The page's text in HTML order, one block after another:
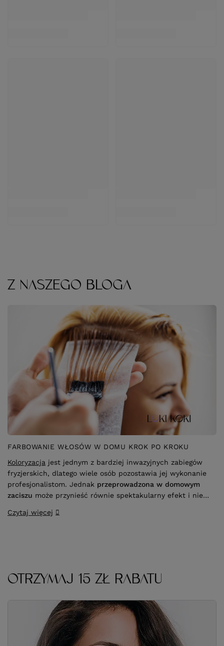
Z NASZEGO BLOGA
FARBOWANIE WŁOSÓW W DOMU KROK PO KROKU
Koloryzacja jest jednym z bardziej inwazyjnych zabiegów
fryzjerskich, dlatego wiele osób pozostawia jej wykonanie
profesjonalistom. Jednak przeprowadzona w domowym
zaciszu może przynieść równie spektakularny efekt i nie
sukcesu jest stosowanie się do wskazówek ekspertów
Czytaj więcej
OTRZYMAJ 15 ZŁ RABATU